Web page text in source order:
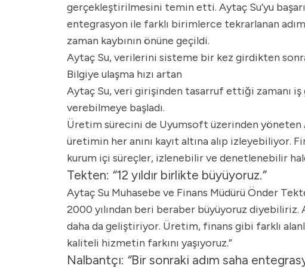
gerçekleştirilmesini temin etti. Aytaç Su’yu
entegrasyon ile farklı birimlerce tekrarlanan
zaman kaybının önüne geçildi.
Aytaç Su, verilerini sisteme bir kez girdikten
Bilgiye ulaşma hızı artan
Aytaç Su, veri girişinden tasarruf ettiği zamanı
verebilmeye başladı.
Üretim sürecini de Uyumsoft üzerinden yöneten
üretimin her anını kayıt altına alıp izleyebiliyor.
kurum içi süreçler, izlenebilir ve denetlenebilir
Tekten: “12 yıldır birlikte büyüyoruz.”
Aytaç Su Muhasebe ve Finans Müdürü Önder
2000 yılından beri beraber büyüyoruz diyebiliriz.
daha da geliştiriyor. Üretim, finans gibi farklı
kaliteli hizmetin farkını yaşıyoruz.”
Nalbantçı: “Bir sonraki adım saha